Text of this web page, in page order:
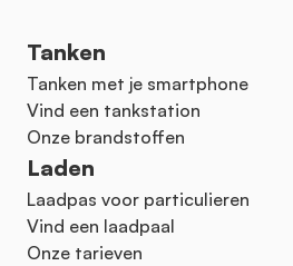
Tanken
Tanken met je smartphone
Vind een tankstation
Onze brandstoffen
Laden
Laadpas voor particulieren
Vind een laadpaal
Onze tarieven